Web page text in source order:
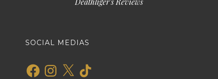
SOCIAL MEDIAS
FacebookInstagram
X TikTok